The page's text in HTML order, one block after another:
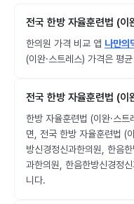
전국 한방 자율훈련법 (이
한의원 가격 비교 앱 나만의
(이완·스트레스) 가격은
전국 한방 자율훈련법 (이
한방 자율훈련법 (이완·스
면, 전국 한방 자율훈련법 (
방신경정신과한의원, 한음
과한의원, 한음한방신경정
니다.